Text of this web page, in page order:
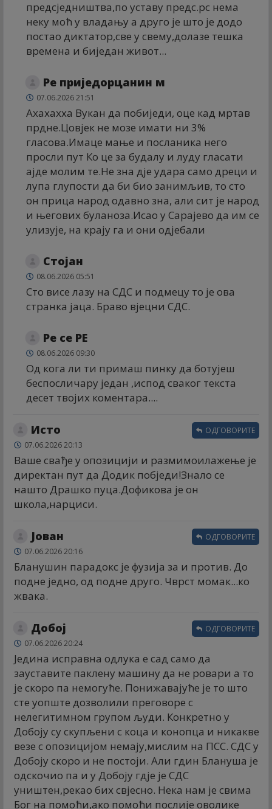
предсједништва,по уставу предс.рс нема
неку моћ у владању а друго је што је додо
постао диктатор,све у свему,долазе тешка
времена и биједан живот...
Ре приједорцанин м
07.06.2026 21:51
Ахахахха Вукан да побиједи, оце кад мртав
прдне.Цовјек не мозе имати ни 3%
гласова.Имаце мање и посланика него
просли пут Ко це за будалу и луду гласати
ајде молим те.Не зна дје удара само дреци и
лупа глупости да би био занимљив, то сто
он прица народ одавно зна, али сит је народ
и његових буланоза.Исао у Сарајево да им се
улизује, на крају га и они одјебали
Стојан
08.06.2026 05:51
Сто висе лазу на СДС и подмецу то је ова
странка јаца. Браво вјецни СДС.
Ре се РЕ
08.06.2026 09:30
Од кога ли ти примаш пинку да ботујеш
беспосличару један ,испод сваког текста
десет твојих коментара....
Исто
07.06.2026 20:13
Ваше свађе у опозицији и размимоилажење је
директан пут да Додик побједи!Знало се
нашто Драшко пуца.Дофикова је он
школа,нарциси.
ОДГОВОРИТЕ
Јован
07.06.2026 20:16
Бланушин парадокс је фузија за и против. До
подне једно, од подне друго. Чврст момак...ко
жвака.
ОДГОВОРИТЕ
Добој
07.06.2026 20:24
Једина исправна одлука е сад само да
зауставите паклену машину да не ровари а то
је скоро па немогуће. Понижавајуће је то што
сте уопште дозволили преговоре с
нелегитимном групом људи. Конкретно у
Добоју су скупљени с коца и конопца и никакве
везе с опозицијом немају,мислим на ПСС. СДС у
Добоју скоро и не постоји. Али гдин Блануша је
одскочио па и у Добоју гдје је СДС
уништен,рекао бих свјесно. Нека нам је свима
Бог на помоћи,ако помоћи послије оволике
ОДГОВОРИТЕ